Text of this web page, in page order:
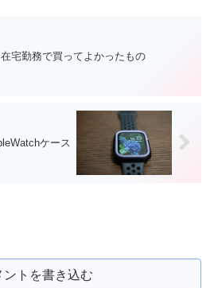
在宅勤務で買ってよかったもの
ケース
ントを書き込む